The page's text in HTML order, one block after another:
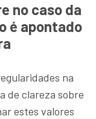
no caso da
é apontado
na
de clareza sobre
estes valores